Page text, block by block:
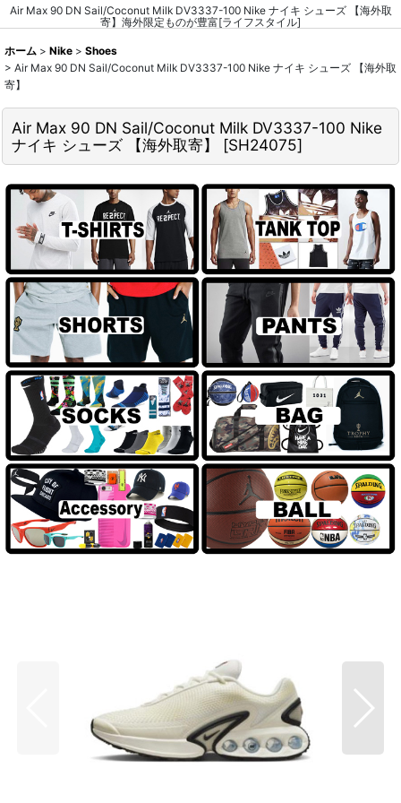
Air Max 90 DN Sail/Coconut Milk DV3337-100 Nike ナイキ シューズ 【海外取
寄】海外限定ものが豊富[ライフスタイル]
ホーム > Nike > Shoes
> Air Max 90 DN Sail/Coconut Milk DV3337-100 Nike ナイキ シューズ 【海外取
寄】
Air Max 90 DN Sail/Coconut Milk DV3337-100 Nike
ナイキ シューズ 【海外取寄】
[SH24075]